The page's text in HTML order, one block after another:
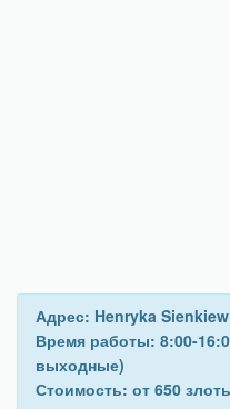
Адрес: Henryka
Время работы: 8:00-
выходные)
Стоимость: от 650